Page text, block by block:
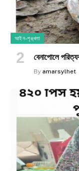
আইন-শৃঙ্খলা
​বেনাপোলে
By amarsylhet